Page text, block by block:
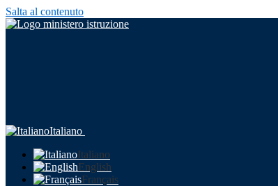
Salta al contenuto
Italiano
Italiano
English
Français